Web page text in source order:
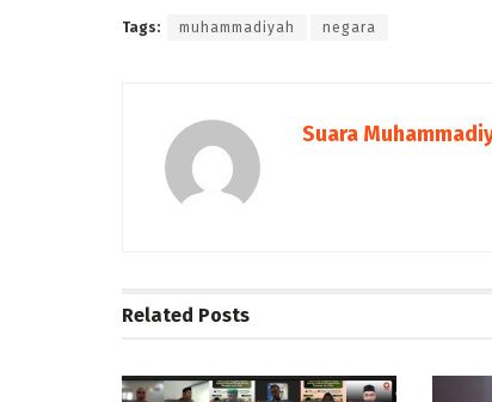
Tags: muhammadiyah negara
Suara
Related Posts